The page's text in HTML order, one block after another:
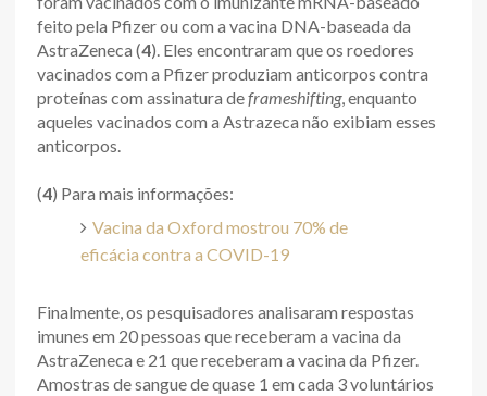
feito pela Pfizer ou com a vacina DNA-baseada da
AstraZeneca (4). Eles encontraram que os roedores
vacinados com a Pfizer produziam anticorpos contra
proteínas com assinatura deframeshifting, enquanto
aqueles vacinados com a Astrazeca não exibiam esses
anticorpos.
(4) Para mais informações:
Vacina da Oxford mostrou 70% de
eficácia contra a COVID-19
Finalmente, os pesquisadores analisaram respostas
imunes em 20 pessoas que receberam a vacina da
AstraZeneca e 21 que receberam a vacina da Pfizer.
Amostras de sangue de quase 1 em cada 3 voluntários